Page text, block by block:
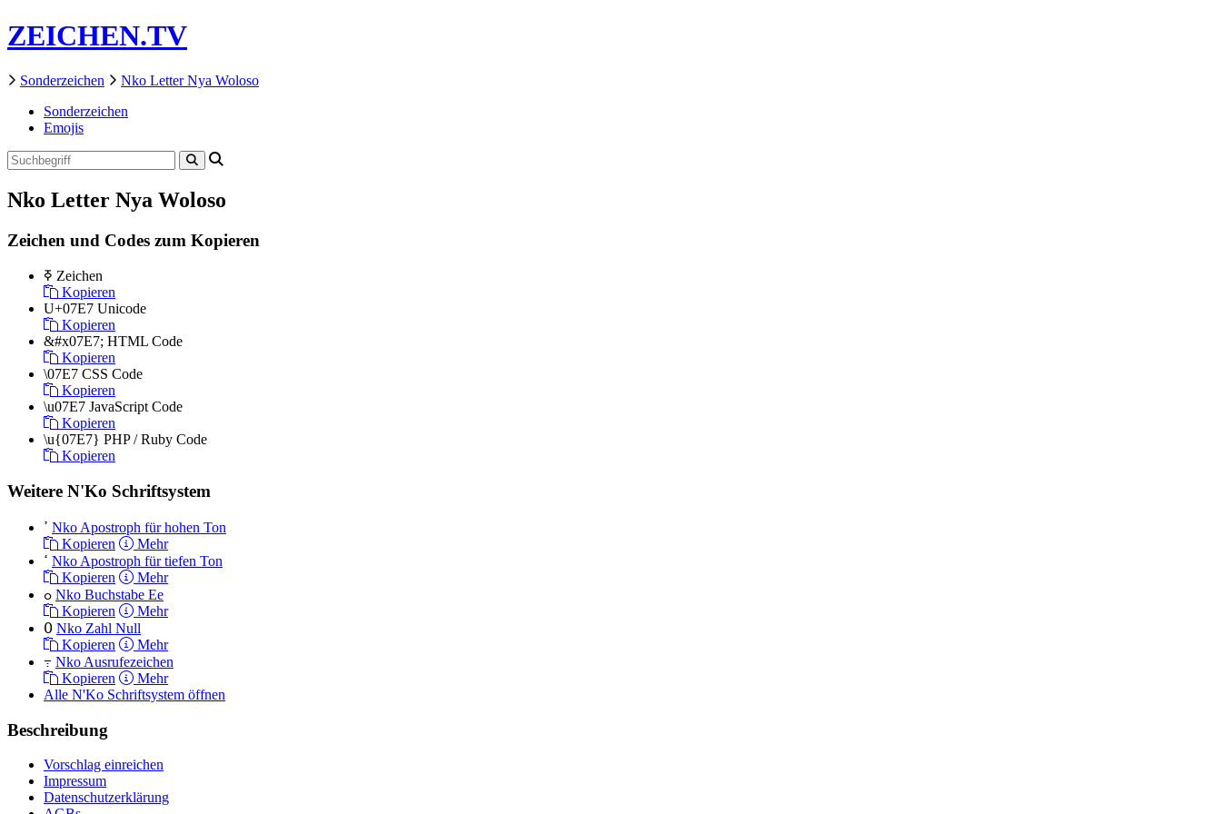
ZEICHEN.TV
Sonderzeichen
Nko Letter Nya Woloso
Sonderzeichen
Emojis
Nko Letter Nya Woloso
Zeichen und Codes zum Kopieren
ߧ Zeichen
Kopieren
U+07E7 Unicode
Kopieren
&#x07E7; HTML Code
Kopieren
\07E7 CSS Code
Kopieren
\u07E7 JavaScript Code
Kopieren
\u{07E7} PHP / Ruby Code
Kopieren
Weitere N'Ko Schriftsystem
ߴ Nko Apostroph für hohen Ton
Kopieren
Mehr
ߵ Nko Apostroph für tiefen Ton
Kopieren
Mehr
ߋ Nko Buchstabe Ee
Kopieren
Mehr
߀ Nko Zahl Null
Kopieren
Mehr
߹ Nko Ausrufezeichen
Kopieren
Mehr
Alle N'Ko Schriftsystem öffnen
Beschreibung
Vorschlag einreichen
Impressum
Datenschutzerklärung